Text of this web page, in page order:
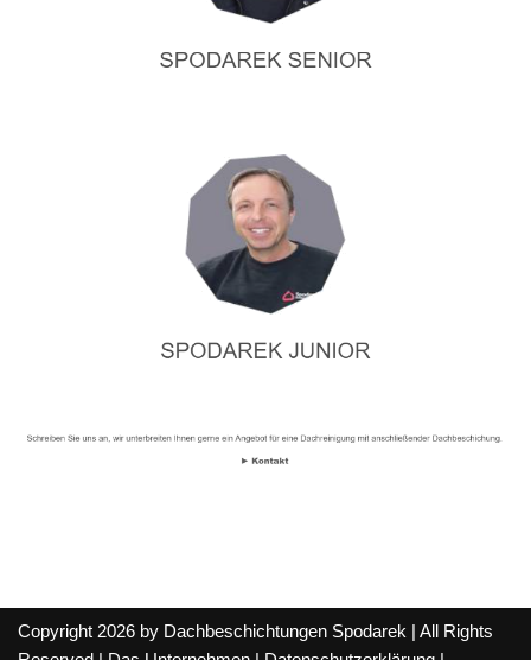
Copyright 2026 by Dachbeschichtungen Spodarek | All Rights